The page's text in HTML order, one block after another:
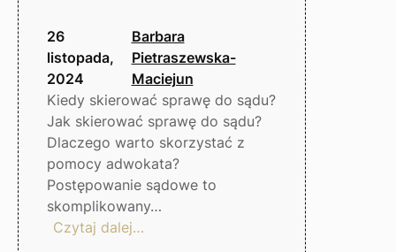
26
listopada,
2024
Barbara
Pietraszewska-
Maciejun
Kiedy skierować sprawę do sądu?
Jak skierować sprawę do sądu?
Dlaczego warto skorzystać z
pomocy adwokata?
Postępowanie sądowe to
skomplikowany…
Czytaj dalej…